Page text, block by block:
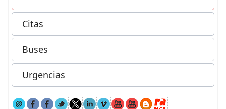
Citas
Buses
Urgencias